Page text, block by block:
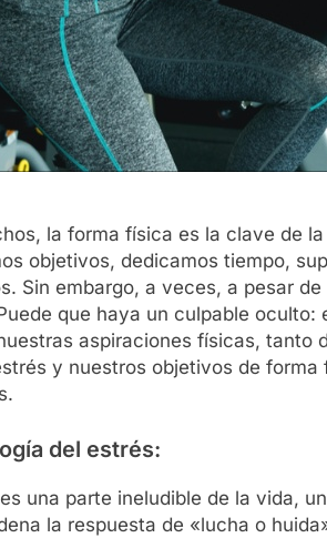
la forma física es la clave de
objetivos, dedicamos tiempo,
Sin embargo, a veces, a pesar
que haya un culpable
aspiraciones físicas, tanto
y nuestros objetivos de
del estrés:
una parte ineludible de la vida,
la respuesta de «lucha o